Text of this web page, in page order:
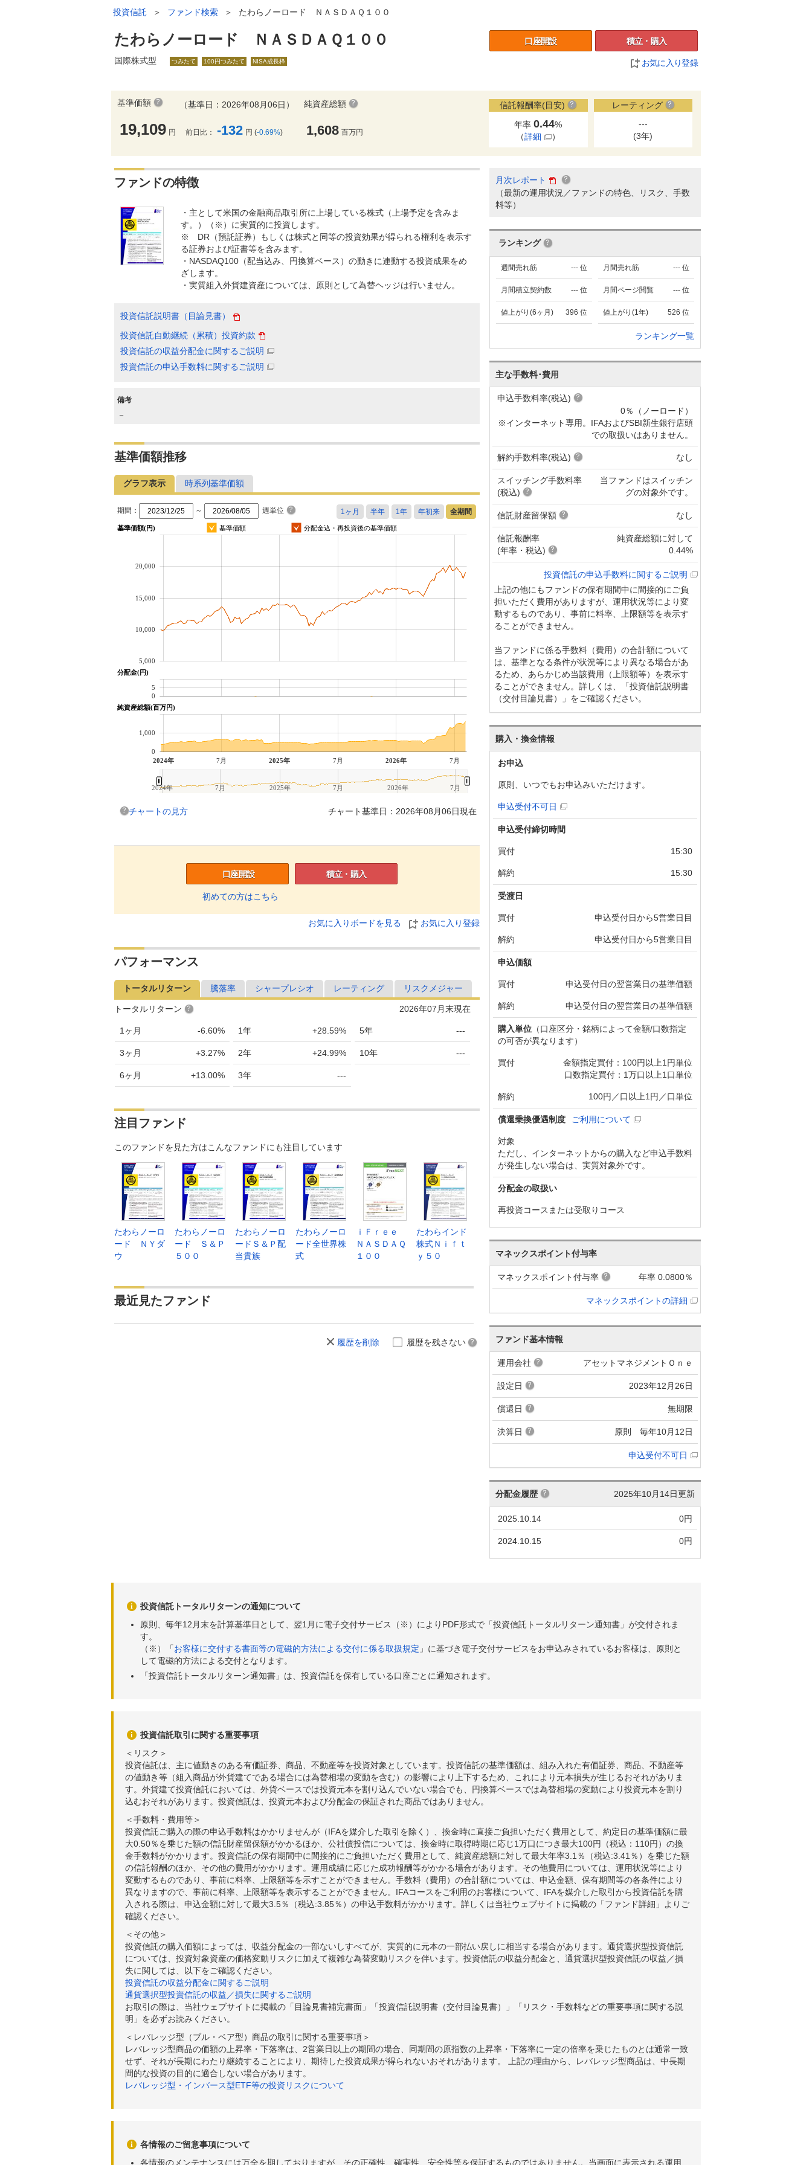
投資信託 ＞ ファンド検索 ＞ たわらノーロード ＮＡＳＤＡＱ１００
たわらノーロード ＮＡＳＤＡＱ１００ 口座開設 積立・購入
お気に入り登録
国際株式型 つみたて 100円つみたて NISA成長枠
基準価額
19,109 円
（基準日：2026年08月06日）
前日比： -132 円 (-0.69%)
純資産総額
1,608 百万円
信託報酬率(目安)
年率0.44%
（詳細 ）
レーティング
---
(3年)
ファンドの特徴
・主として米国の金融商品取引所に上場している株式（上場予定を含みま
す。）（※）に実質的に投資します。
※ DR（預託証券）もしくは株式と同等の投資効果が得られる権利を表示す
る証券および証書等を含みます。
・NASDAQ100（配当込み、円換算ベース）の動きに連動する投資成果をめ
ざします。
・実質組入外貨建資産については、原則として為替ヘッジは行いません。
投資信託説明書（目論見書）
投資信託自動継続（累積）投資約款
投資信託の収益分配金に関するご説明
投資信託の申込手数料に関するご説明
備考
－
基準価額推移
グラフ表示 時系列基準価額
期間： ～ 週単位
基準価額(円) 基準価額 分配金込・再投資後の基準価額
5,000
10,000
15,000
20,000
分配金(円)
0
5
純資産総額(百万円)
2024年 7月 2025年 7月 2026年 7月
0
1,000
2024年 7月 2025年 7月 2026年 7月
チャートの見方 チャート基準日：2026年08月06日現在
口座開設
初めての方はこちら
積立・購入
お気に入りボードを見る お気に入り登録
パフォーマンス
トータルリターン 騰落率 シャープレシオ レーティング リスクメジャー
2026年07月末現在
トータルリターン
1ヶ月 -6.60%
3ヶ月 +3.27%
6ヶ月 +13.00%
1年 +28.59%
2年 +24.99%
3年 ---
5年 ---
10年 ---
注目ファンド
このファンドを見た方はこんなファンドにも注目しています
たわらノーロ
ード ＮＹダ
ウ
たわらノーロ
ード Ｓ＆Ｐ
５００
たわらノーロ
ードＳ＆Ｐ配
当貴族
たわらノーロ
ード全世界株
式
ｉＦｒｅｅ
ＮＡＳＤＡＱ
１００
たわらインド
株式Ｎｉｆｔ
ｙ５０
最近見たファンド
履歴を削除 履歴を残さない
月次レポート
（最新の運用状況／ファンドの特色、リスク、手数
料等）
ランキング
--- 位
週間売れ筋 --- 位
月間売れ筋
--- 位
月間積立契約数 --- 位
月間ページ閲覧
396 位
値上がり(6ヶ月) 526 位
値上がり(1年)
ランキング一覧
主な手数料･費用
申込手数料率(税込)
0％（ノーロード）
※インターネット専用。IFAおよびSBI新生銀行店頭
での取扱いはありません。
解約手数料率(税込) なし
スイッチング手数料率
(税込)
当ファンドはスイッチン
グの対象外です。
信託財産留保額 なし
信託報酬率
(年率・税込)
純資産総額に対して
0.44%
投資信託の申込手数料に関するご説明
上記の他にもファンドの保有期間中に間接的にご負
担いただく費用がありますが、運用状況等により変
動するものであり、事前に料率、上限額等を表示す
ることができません。
当ファンドに係る手数料（費用）の合計額について
は、基準となる条件が状況等により異なる場合があ
るため、あらかじめ当該費用（上限額等）を表示す
ることができません。詳しくは、「投資信託説明書
（交付目論見書）」をご確認ください。
購入・換金情報
お申込
原則、いつでもお申込みいただけます。
申込受付不可日
申込受付締切時間
買付 15:30
解約 15:30
受渡日
買付 申込受付日から5営業日目
解約 申込受付日から5営業日目
申込価額
買付 申込受付日の翌営業日の基準価額
解約 申込受付日の翌営業日の基準価額
購入単位 （口座区分・銘柄によって金額/口数指定
の可否が異なります）
買付
金額指定買付：100円以上1円単位
口数指定買付：1万口以上1口単位
解約 100円／口以上1円／口単位
償還乗換優遇制度 ご利用について
対象
ただし、インターネットからの購入など申込手数料
が発生しない場合は、実質対象外です。
分配金の取扱い
再投資コースまたは受取りコース
マネックスポイント付与率
マネックスポイント付与率 年率 0.0800％
マネックスポイントの詳細
ファンド基本情報
運用会社 アセットマネジメントＯｎｅ
設定日 2023年12月26日
償還日 無期限
決算日 原則 毎年10月12日
申込受付不可日
2025年10月14日更新
分配金履歴
2025.10.14 0円
2024.10.15 0円
投資信託トータルリターンの通知について
原則、毎年12月末を計算基準日として、翌1月に電子交付サービス（※）によりPDF形式で「投資信託トータルリターン通知書」が交付されま
す。
（※）「お客様に交付する書面等の電磁的方法による交付に係る取扱規定 」に基づき電子交付サービスをお申込みされているお客様は、原則と
して電磁的方法による交付となります。
「投資信託トータルリターン通知書」は、投資信託を保有している口座ごとに通知されます。
投資信託取引に関する重要事項
＜リスク＞
投資信託は、主に値動きのある有価証券、商品、不動産等を投資対象としています。投資信託の基準価額は、組み入れた有価証券、商品、不動産等
の値動き等（組入商品が外貨建てである場合には為替相場の変動を含む）の影響により上下するため、これにより元本損失が生じるおそれがありま
す。外貨建て投資信託においては、外貨ベースでは投資元本を割り込んでいない場合でも、円換算ベースでは為替相場の変動により投資元本を割り
込むおそれがあります。投資信託は、投資元本および分配金の保証された商品ではありません。
＜手数料・費用等＞
投資信託ご購入の際の申込手数料はかかりませんが（IFAを媒介した取引を除く）、換金時に直接ご負担いただく費用として、約定日の基準価額に最
大0.50％を乗じた額の信託財産留保額がかかるほか、公社債投信については、換金時に取得時期に応じ1万口につき最大100円（税込：110円）の換
金手数料がかかります。投資信託の保有期間中に間接的にご負担いただく費用として、純資産総額に対して最大年率3.1％（税込:3.41％）を乗じた額
の信託報酬のほか、その他の費用がかかります。運用成績に応じた成功報酬等がかかる場合があります。その他費用については、運用状況等により
変動するものであり、事前に料率、上限額等を示すことができません。手数料（費用）の合計額については、申込金額、保有期間等の各条件により
異なりますので、事前に料率、上限額等を表示することができません。IFAコースをご利用のお客様について、IFAを媒介した取引から投資信託を購
入される際は、申込金額に対して最大3.5％（税込:3.85％）の申込手数料がかかります。詳しくは当社ウェブサイトに掲載の「ファンド詳細」よりご
確認ください。
＜その他＞
投資信託の購入価額によっては、収益分配金の一部ないしすべてが、実質的に元本の一部払い戻しに相当する場合があります。通貨選択型投資信託
については、投資対象資産の価格変動リスクに加えて複雑な為替変動リスクを伴います。投資信託の収益分配金と、通貨選択型投資信託の収益／損
失に関しては、以下をご確認ください。
投資信託の収益分配金に関するご説明
通貨選択型投資信託の収益／損失に関するご説明
お取引の際は、当社ウェブサイトに掲載の「目論見書補完書面」「投資信託説明書（交付目論見書）」「リスク・手数料などの重要事項に関する説
明」を必ずお読みください。
＜レバレッジ型（ブル・ベア型）商品の取引に関する重要事項＞
レバレッジ型商品の価額の上昇率・下落率は、2営業日以上の期間の場合、同期間の原指数の上昇率・下落率に一定の倍率を乗じたものとは通常一致
せず、それが長期にわたり継続することにより、期待した投資成果が得られないおそれがあります。 上記の理由から、レバレッジ型商品は、中長期
間的な投資の目的に適合しない場合があります。
レバレッジ型・インバース型ETF等の投資リスクについて
各情報のご留意事項について
各情報のメンテナンスには万全を期しておりますが、その正確性、確実性、安全性等を保証するものではありません。当画面に表示される運用